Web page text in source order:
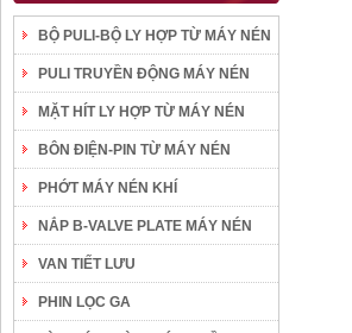
BỘ PULI-BỘ LY HỢP TỪ MÁY NÉN
PULI TRUYỀN ĐỘNG MÁY NÉN
MẶT HÍT LY HỢP TỪ MÁY NÉN
BÔN ĐIỆN-PIN TỪ MÁY NÉN
PHỚT MÁY NÉN KHÍ
NẮP B-VALVE PLATE MÁY NÉN
VAN TIẾT LƯU
PHIN LỌC GA